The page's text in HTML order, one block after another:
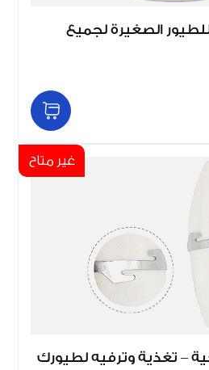
الصغيرة لجميع
غير متاح
– تغذية وترفيه لطيورك